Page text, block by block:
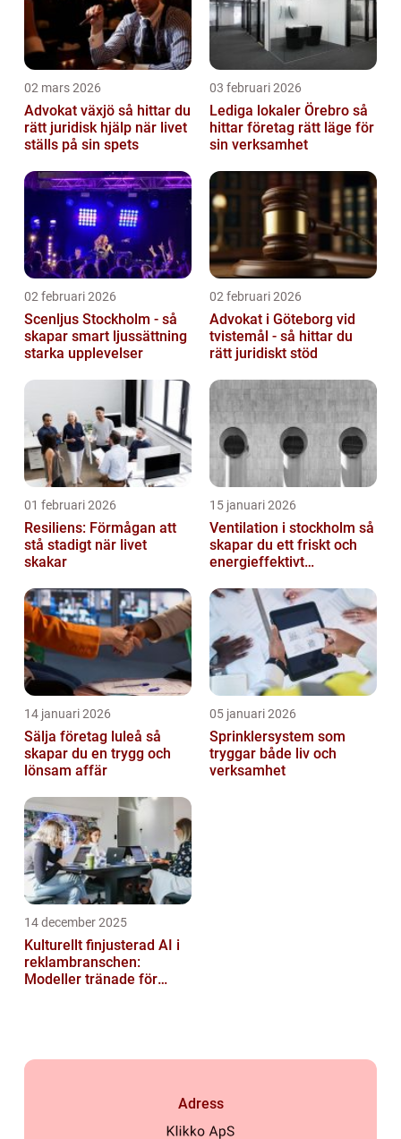
02 mars 2026
Advokat växjö så hittar du
rätt juridisk hjälp när livet
ställs på sin spets
03 februari 2026
Lediga lokaler Örebro så
hittar företag rätt läge för
sin verksamhet
02 februari 2026
Scenljus Stockholm - så
skapar smart ljussättning
starka upplevelser
02 februari 2026
Advokat i Göteborg vid
tvistemål - så hittar du
rätt juridiskt stöd
01 februari 2026
Resiliens: Förmågan att
stå stadigt när livet
skakar
15 januari 2026
Ventilation i stockholm så
skapar du ett friskt och
energieffektivt
14 januari 2026
Sälja företag luleå så
skapar du en trygg och
lönsam affär
05 januari 2026
Sprinklersystem som
tryggar både liv och
verksamhet
14 december 2025
Kulturellt finjusterad AI i
reklambranschen:
Modeller tränade för
Adress